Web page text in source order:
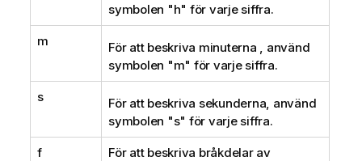
symbolen "h" för varje siffra.
m
För att beskriva minuterna , använd
symbolen "m" för varje siffra.
s
För att beskriva sekunderna, använd
symbolen "s" för varje siffra.
f
För att beskriva bråkdelar av